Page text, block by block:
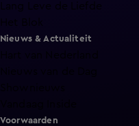
Lang Leve de Liefde
Nieuws & Actualiteit
Voorwaarden